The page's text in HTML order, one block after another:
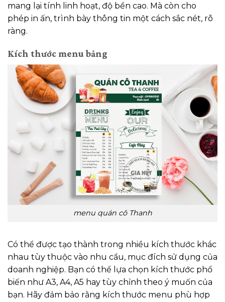
mang lại tính linh hoạt, độ bền cao. Mà còn cho
phép in ấn, trình bày thông tin một cách sắc nét, rõ
ràng.
Kích thước menu bảng
menu quán cô Thanh
Có thể được tạo thành trong nhiều kích thước khác
nhau tùy thuộc vào nhu cầu, mục đích sử dụng của
doanh nghiệp. Bạn có thể lựa chọn kích thước phổ
biến như A3, A4, A5 hay tùy chỉnh theo ý muốn của
bạn. Hãy đảm bảo rằng kích thước menu phù hợp